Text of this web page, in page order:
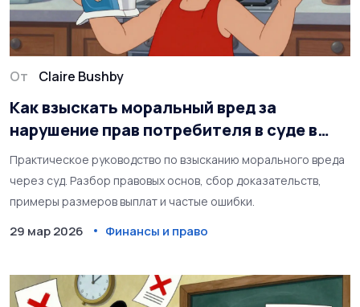
От Claire Bushby
Как взыскать моральный вред за
нарушение прав потребителя в суде в
2026 году
Практическое руководство по взысканию морального вреда
через суд. Разбор правовых основ, сбор доказательств,
примеры размеров выплат и частые ошибки.
29 мар 2026 Финансы и право